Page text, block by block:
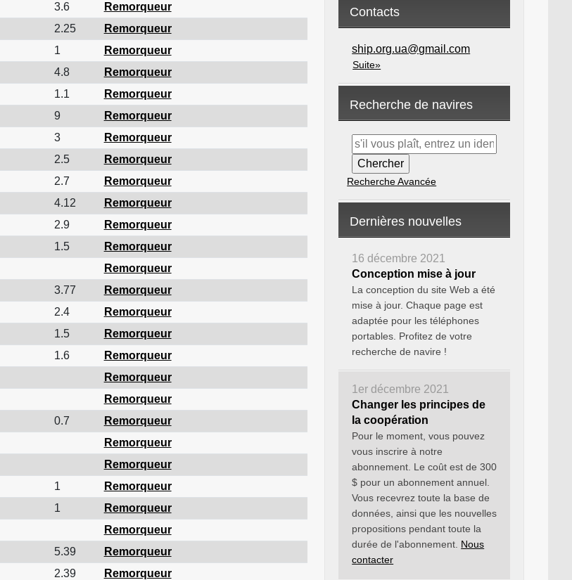
3.6
Remorqueur
2.25
Remorqueur
1
Remorqueur
4.8
Remorqueur
1.1
Remorqueur
9
Remorqueur
3
Remorqueur
2.5
Remorqueur
2.7
Remorqueur
4.12
Remorqueur
2.9
Remorqueur
1.5
Remorqueur
Remorqueur
3.77
Remorqueur
2.4
Remorqueur
1.5
Remorqueur
1.6
Remorqueur
Remorqueur
Remorqueur
0.7
Remorqueur
Remorqueur
Remorqueur
1
Remorqueur
1
Remorqueur
Remorqueur
5.39
Remorqueur
2.39
Remorqueur
Contacts
ship.org.ua@gmail.com
Suite»
Recherche de navires
Recherche Avancée
Dernières nouvelles
16 décembre 2021
Conception mise à jour
La conception du site Web a été
mise à jour. Chaque page est
adaptée pour les téléphones
portables. Profitez de votre
recherche de navire !
1er décembre 2021
Changer les principes de
la coopération
Pour le moment, vous pouvez
vous inscrire à notre
abonnement. Le coût est de 300
$ pour un abonnement annuel.
Vous recevrez toute la base de
données, ainsi que les nouvelles
propositions pendant toute la
durée de l'abonnement. Nous
contacter